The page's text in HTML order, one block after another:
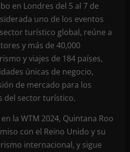
en Londres del 5 al 7 de
uno de los eventos
turístico global, reúne a
y más de 40,000
y viajes de 184 países,
únicas de negocio,
de mercado para los
del sector turístico.
la WTM 2024, Quintana Roo
con el Reino Unido y su
internacional, y sigue